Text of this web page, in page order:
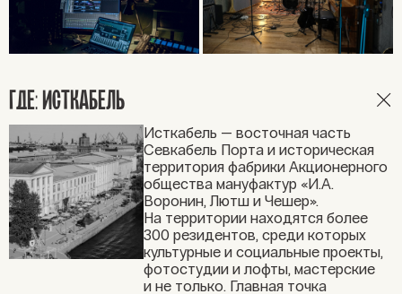
ГДЕ: ИСТКАБЕЛЬ
Исткабель — восточная часть
Севкабель Порта и историческая
территория фабрики Акционерного
общества мануфактур «И.А.
Воронин, Лютш и Чешер».
На территории находятся более
300 резидентов, среди которых
культурные и социальные проекты,
фотостудии и лофты, мастерские
и не только. Главная точка